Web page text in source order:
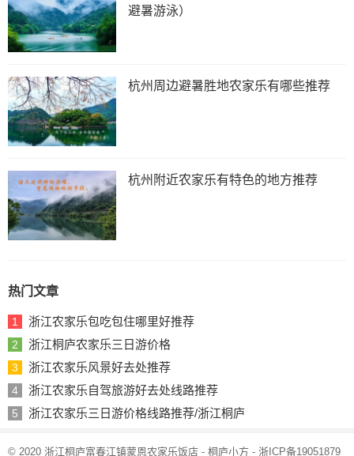
避暑游泳）
杭州周边避暑胜地农家乐有哪些推荐
杭州附近农家乐有特色的地方推荐
热门文章
1 浙江农家乐包吃包住哪里好推荐
2 浙江桐庐农家乐三日游价格
3 浙江农家乐风景好去处推荐
4 浙江农家乐自驾旅游好去处线路推荐
5 浙江农家乐三日游价格线路推荐/浙江桐庐
© 2020 浙江桐庐富春江镇蒙恩农家乐饭店 - 桐庐小方 - 浙ICP备19051879